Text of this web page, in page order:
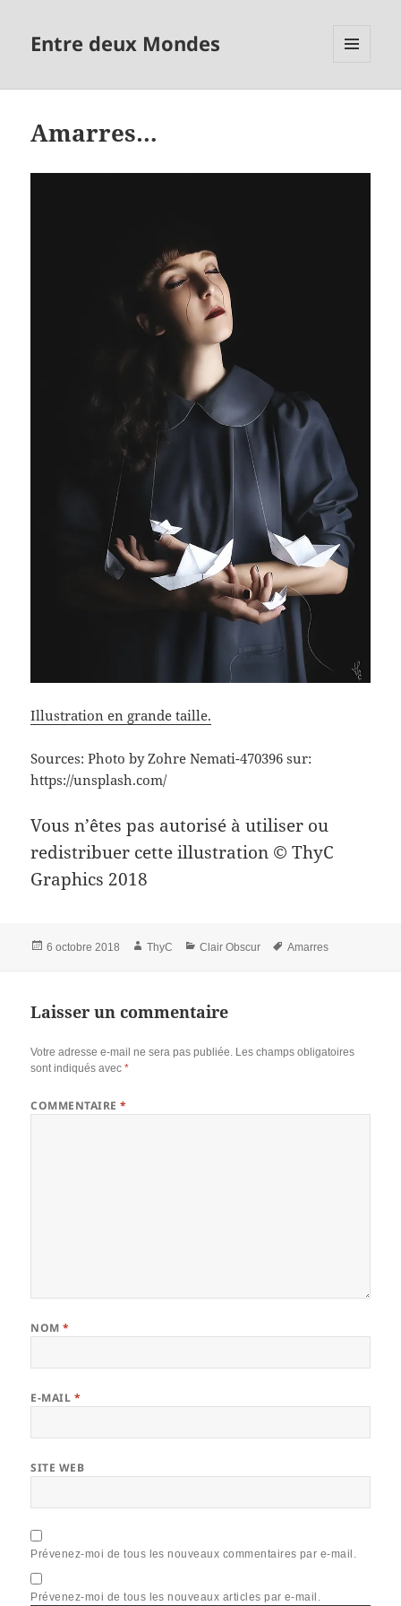
Entre deux Mondes
Amarres…
Illustration en grande taille.
Sources: Photo by Zohre Nemati-470396 sur:
https://unsplash.com/
Vous n’êtes pas autorisé à utiliser ou
redistribuer cette illustration © ThyC
Graphics 2018
Publié
6 octobre 2018 Auteur
ThyC Catégories
Clair Obscur
Mots-
Amarres
Laisser un commentaire
Votre adresse e-mail ne sera pas publiée. Les champs obligatoires
sont indiqués avec*
COMMENTAIRE*
NOM*
E-MAIL *
SITE WEB
Prévenez-moi de tous les nouveaux commentaires par e-mail.
Prévenez-moi de tous les nouveaux articles par e-mail.